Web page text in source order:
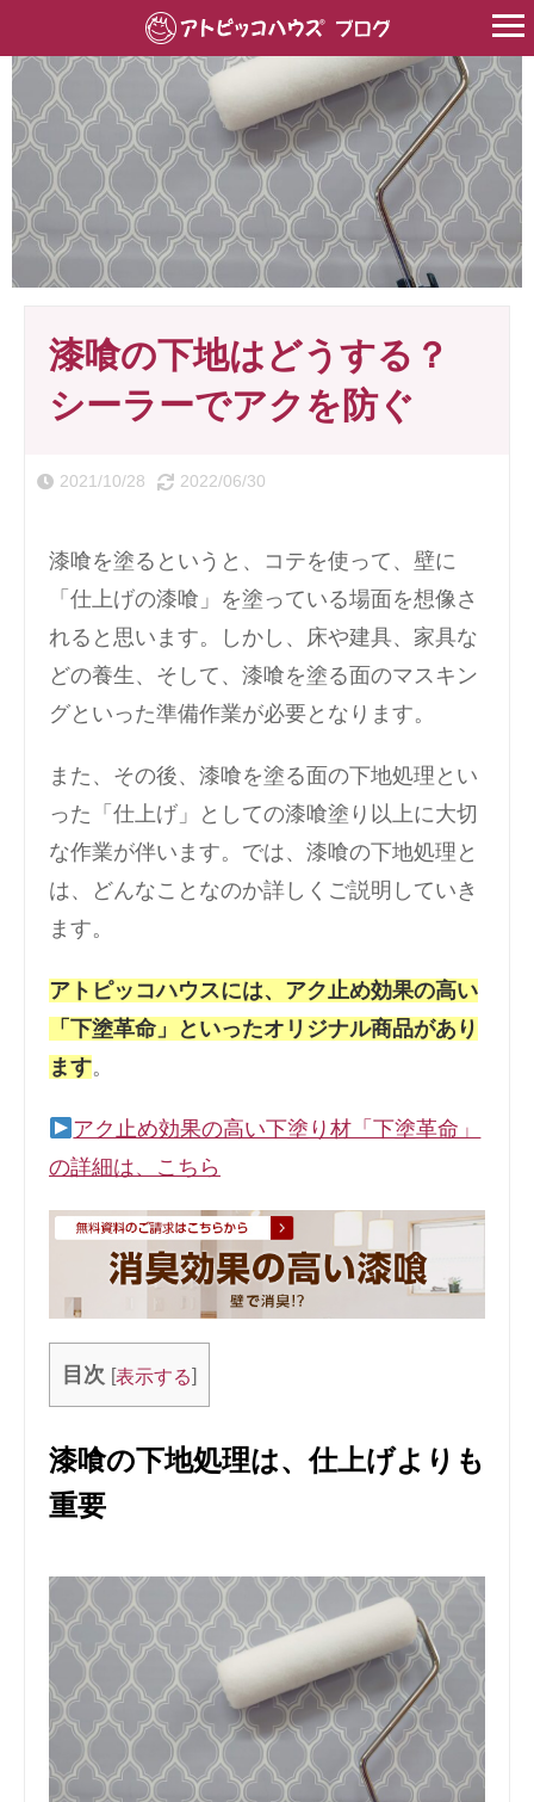
>漆喰>漆喰の下地はどうする？シーラーでアクを
漆喰の下地はどうする？
シーラーでアクを防ぐ
2021/10/28 2022/06/30
漆喰を塗るというと、コテを使って、壁に
「仕上げの漆喰」を塗っている場面を想像さ
れると思います。しかし、床や建具、家具な
どの養生、そして、漆喰を塗る面のマスキン
グといった準備作業が必要となります。
また、その後、漆喰を塗る面の下地処理とい
った「仕上げ」としての漆喰塗り以上に大切
な作業が伴います。では、漆喰の下地処理と
は、どんなことなのか詳しくご説明していき
ます。
アトピッコハウスには、アク止め効果の高い
「下塗革命」といったオリジナル商品があり
ます。
アク止め効果の高い下塗り材「下塗革命」
の詳細は、こちら
目次 [表示する]
漆喰の下地処理は、仕上げよりも
重要